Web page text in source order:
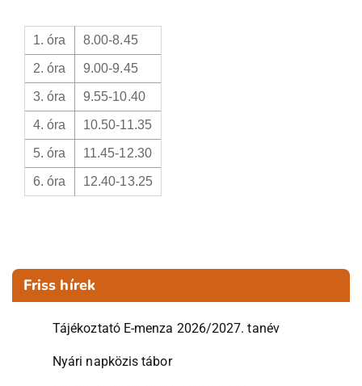
1. óra 8.00-8.45
2. óra 9.00-9.45
3. óra 9.55-10.40
4. óra 10.50-11.35
5. óra 11.45-12.30
6. óra 12.40-13.25
Friss hírek
Tájékoztató E-menza 2026/2027. tanév
Nyári napközis tábor